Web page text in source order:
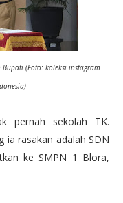
(Foto: koleksi instagram
pernah sekolah TK.
ia rasakan adalah SDN
ke SMPN 1 Blora,